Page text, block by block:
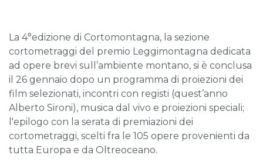
La 4°edizione di Cortomontagna, la sezione
cortometraggi del premio Leggimontagna dedicata
ad opere brevi sull’ambiente montano, si è conclusa
il 26 gennaio dopo un programma di proiezioni dei
film selezionati, incontri con registi (quest’anno
Alberto Sironi), musica dal vivo e proiezioni speciali;
l'epilogo con la serata di premiazioni dei
cortometraggi, scelti fra le 105 opere provenienti da
tutta Europa e da Oltreoceano.